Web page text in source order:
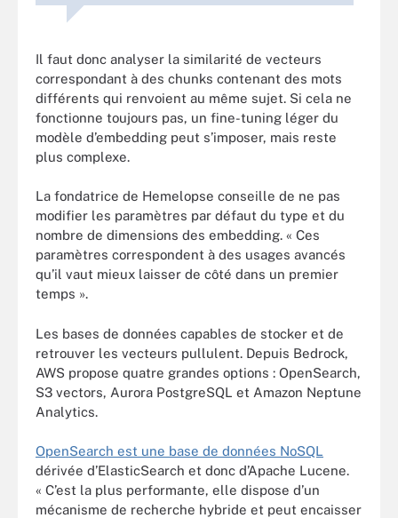
Il faut donc analyser la similarité de vecteurs
correspondant à des chunks contenant des mots
différents qui renvoient au même sujet. Si cela ne
fonctionne toujours pas, un fine-tuning léger du
modèle d’embedding peut s’imposer, mais reste
plus complexe.
La fondatrice de Hemelopse conseille de ne pas
modifier les paramètres par défaut du type et du
nombre de dimensions des embedding. « Ces
paramètres correspondent à des usages avancés
qu’il vaut mieux laisser de côté dans un premier
temps ».
Les bases de données capables de stocker et de
retrouver les vecteurs pullulent. Depuis Bedrock,
AWS propose quatre grandes options : OpenSearch,
S3 vectors, Aurora PostgreSQL et Amazon Neptune
Analytics.
OpenSearch est une base de données NoSQL
dérivée d’ElasticSearch et donc d’Apache Lucene.
« C’est la plus performante, elle dispose d’un
mécanisme de recherche hybride et peut encaisser